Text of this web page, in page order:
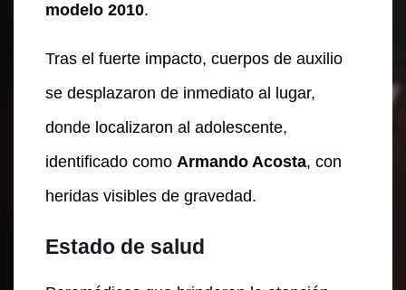
modelo 2010.
Tras el fuerte impacto, cuerpos de auxilio
se desplazaron de inmediato al lugar,
donde localizaron al adolescente,
identificado como Armando Acosta, con
heridas visibles de gravedad.
Estado de salud